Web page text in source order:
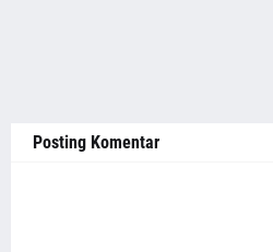
Posting Komentar